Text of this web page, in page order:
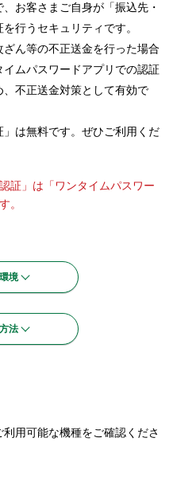
お客さまご自身が「振込先・
行うセキュリティです。
ん等の不正送金を行った場合
ムパスワードアプリでの認証
不正送金対策として有効で
」は無料です。ぜひご利用くだ
証」は「ワンタイムパスワー
。
境
法
用可能な機種をご確認くださ